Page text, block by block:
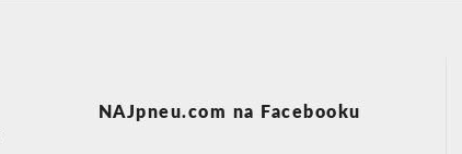
NAJpneu.com na Facebooku